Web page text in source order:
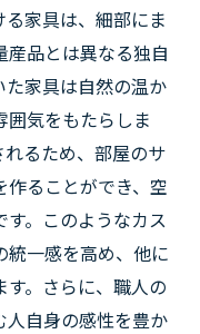
家具は、細部にま
品とは異なる独自
家具は自然の温か
囲気をもたらしま
るため、部屋のサ
ることができ、空
。このようなカス
統一感を高め、他に
。さらに、職人の
自身の感性を豊か